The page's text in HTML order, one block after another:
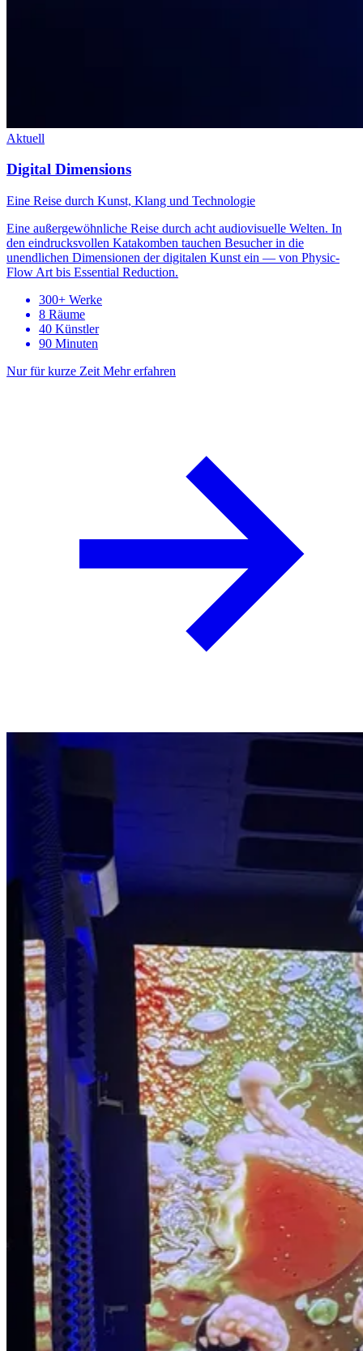
Aktuell
Digital Dimensions
Eine Reise durch Kunst, Klang und Technologie
Eine außergewöhnliche Reise durch acht audiovisuelle Welten. In
den eindrucksvollen Katakomben tauchen Besucher in die
unendlichen Dimensionen der digitalen Kunst ein — von Physic-
Flow Art bis Essential Reduction.
300+ Werke
8 Räume
40 Künstler
90 Minuten
Nur für kurze Zeit Mehr erfahren